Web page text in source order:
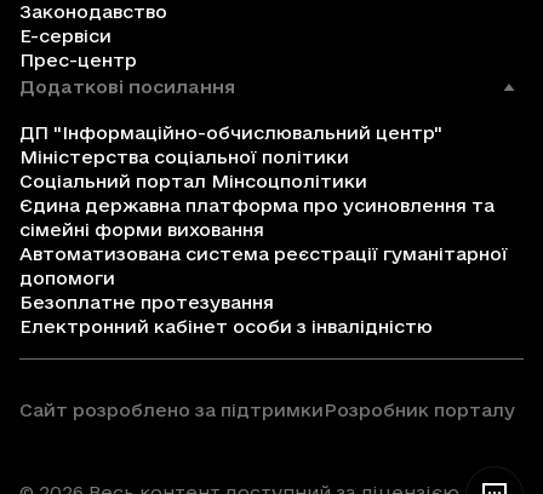
Законодавство
Е-сервіси
Прес-центр
Додаткові посилання
ДП "Інформаційно-обчислювальний центр"
Міністерства соціальної політики
Соціальний портал Мінсоцполітики
Єдина державна платформа про усиновлення та
сімейні форми виховання
Автоматизована система реєстрації гуманітарної
допомоги
Безоплатне протезування
Електронний кабінет особи з інвалідністю
Сайт розроблено за підтримкиРозробник порталу